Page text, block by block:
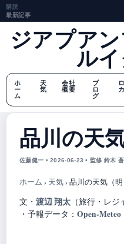
購読
最新記事
ジアプア
ル
ホ
ー
ム
天
気
会社
概要
ブ
ロ
グ
品川の天
佐藤健一 • 2026-06-23 • 監修 鈴木 蒼
ホーム › 天気›品川の天気（明
文・ 渡辺 翔太 （旅行・レジ
・ 予報データ： Open-Meteo